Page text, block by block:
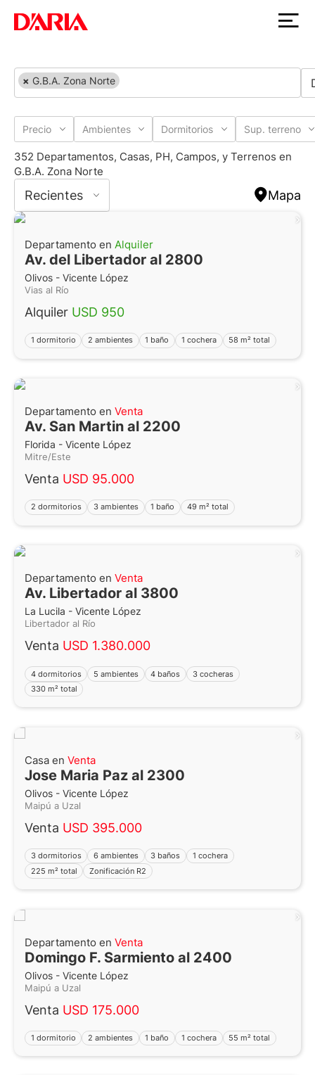
× G.B.A. Zona Norte
Precio Ambientes Dormitorios Sup. terreno
352 Departamentos, Casas, PH, Campos, y Terrenos en
G.B.A. Zona Norte
Recientes Mapa
Departamento en Alquiler
Av. del Libertador al 2800
Olivos - Vicente López
Vias al Río
Alquiler USD 950
1 dormitorio 2 ambientes 1 baño 1 cochera 58 m² total
Departamento en Venta
Av. San Martin al 2200
Florida - Vicente López
Mitre/Este
Venta USD 95.000
2 dormitorios 3 ambientes 1 baño 49 m² total
Departamento en Venta
Av. Libertador al 3800
La Lucila - Vicente López
Libertador al Río
Venta USD 1.380.000
4 dormitorios 5 ambientes 4 baños
3 cocheras
330 m² total
Casa en Venta
Jose Maria Paz al 2300
Olivos - Vicente López
Maipú a Uzal
Venta USD 395.000
3 dormitorios 6 ambientes 3 baños
1 cochera
225 m² total
Zonificación R2
Departamento en Venta
Domingo F. Sarmiento al 2400
Olivos - Vicente López
Maipú a Uzal
Venta USD 175.000
1 dormitorio 2 ambientes 1 baño 1 cochera 55 m² total